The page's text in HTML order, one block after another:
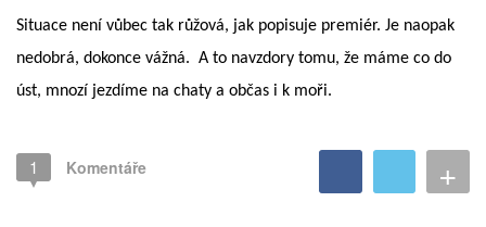
Situace není vůbec tak růžová, jak popisuje premiér. Je naopak
nedobrá, dokonce vážná. A to navzdory tomu, že máme co do
úst, mnozí jezdíme na chaty a občas i k moři.
1 Komentáře +